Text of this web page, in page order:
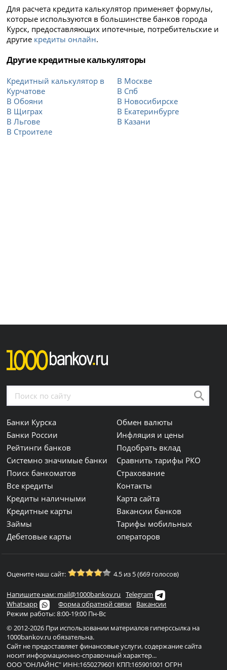
Для расчета кредита калькулятор применяет формулы,
которые используются в большинстве банков города
Курск, предоставляющих ипотечные, потребительские и
другие кредиты онлайн.
Другие кредитные калькуляторы
Кредитный калькулятор в
Курчатове
В Обояни
В Щиграх
В Льгове
В Строителе
В Москве
В Спб
В Новосибирске
В Екатеринбурге
В Казани
Банки Курска
Банки России
Рейтинги банков
Системно значимые банки
Поиск банкоматов
Все кредиты
Кредиты наличными
Кредитные карты
Займы
Дебетовые карты
Обмен валюты
Инфляция и цены
Подобрать вклад
Сравнить тарифы РКО
Страхование
Контакты
Карта сайта
Вакансии банков
Тарифы мобильных
операторов
Оцените наш сайт: 4.5 из 5 (669 голосов)
Напишите нам: mail@1000bankov.ru
Telegram
Whatsapp
Форма обратной связи
Вакансии
Режим работы: 8:00-19:00 Пн-Вс
© 2012-2026 При использовании материалов гиперссылка на
1000bankov.ru обязательна.
Сайт не предоставляет финансовые услуги, содержание сайта
носит информационно-справочный характер...
ООО "ОНЛАЙНС" ИНН:1650279601 КПП:165901001 ОГРН